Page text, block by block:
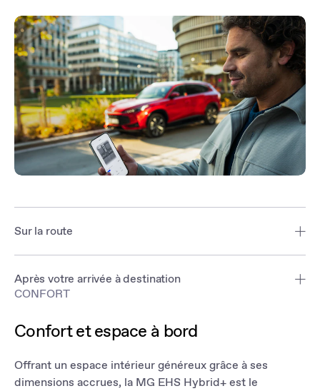
Sur la route
Restez sur la bonne voie grâce au système de navigation, qui vous
indique l'itinéraire à suivre et l'heure d'arrivée prévue pour chaque
trajet.
Après votre arrivée à destination
déverrouiller et la verrouiller à l'aide de l'application, partout et à
tout moment.
CONFORT
Confort et espace à bord
Offrant un espace intérieur généreux grâce à ses
dimensions accrues, la MG EHS Hybrid+ est le